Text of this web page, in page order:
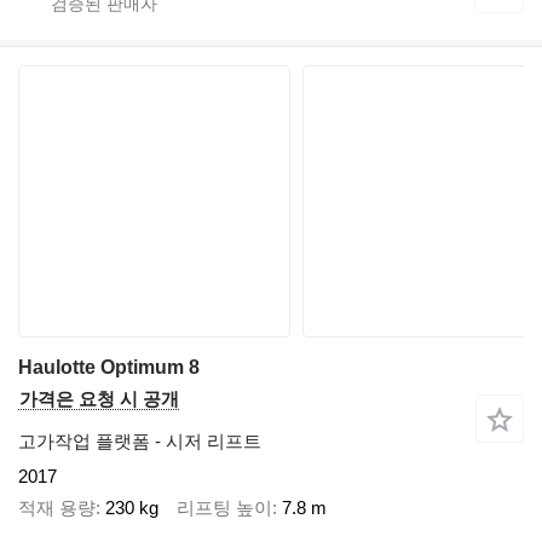
Haulotte Optimum 8
가격은 요청 시 공개
고가작업 플랫폼 - 시저 리프트
2017
적재 용량 230 kg 리프팅 높이 7.8 m